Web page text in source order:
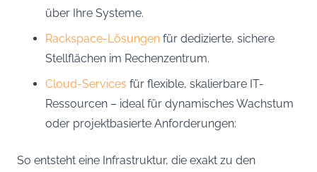
über Ihre Systeme.
Rackspace-Lösungen für dedizierte, sichere
Stellflächen im Rechenzentrum.
Cloud-Services für flexible, skalierbare IT-
Ressourcen – ideal für dynamisches Wachstum
oder projektbasierte Anforderungen:
So entsteht eine Infrastruktur, die exakt zu den